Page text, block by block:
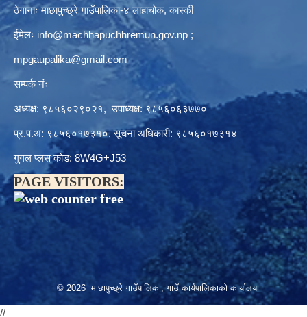
ठेगानाः माछापुच्छ्रे गाउँपालिका-४ लाहाचोक, कास्की
ईमेलः info@machhapuchhremun.gov.np ;
mpgaupalika@gmail.com
सम्पर्क नंः
अध्यक्ष: ९८५६०२९०२१, उपाध्यक्ष: ९८५६०६३७७०
प्र.प.अ: ९८५६०१७३१०, सूचना अधिकारी: ९८५६०१७३१४
गुगल प्लस कोड: 8W4G+J53
PAGE VISITORS:
© 2026 माछापुच्छ्रे गाउँपालिका, गाउँ कार्यपालिकाको कार्यालय
//